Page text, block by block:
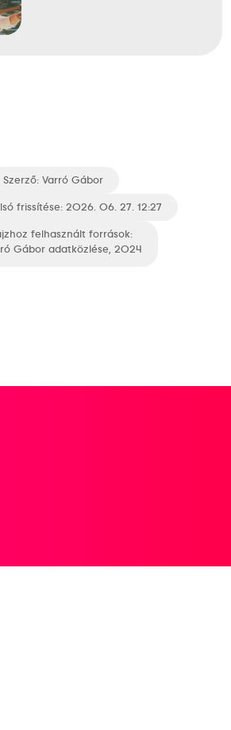
Szerző: Varró Gábor
frissítése: 2026. 06. 27. 12:27
felhasznált források:
Gábor adatközlése, 2024